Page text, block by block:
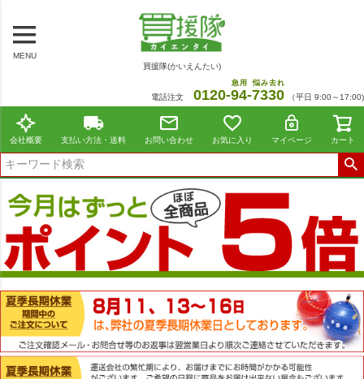
MENU
買援隊(かいえんたい)
電話注文 0120-94
急用
-7330
悩み去れ
（平日 9:00～17:00)
会社概要 支払い方法・送料 お問い合わせ お気に入り マイページ カート